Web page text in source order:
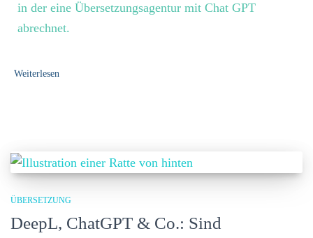
in der eine Übersetzungsagentur mit Chat GPT
abrechnet.
Weiterlesen
ÜBERSETZUNG
DeepL, ChatGPT & Co.: Sind